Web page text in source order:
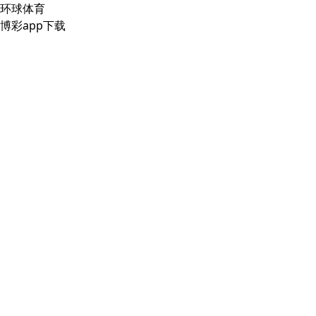
环球体育
博彩app下载